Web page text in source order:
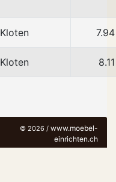
Kloten
Kloten
© 2026 / www.moebel-
einrichten.ch